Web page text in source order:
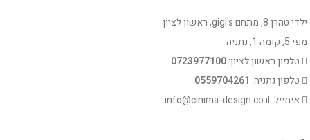
ילדי טהרן 8, מתחם gigi's, ראשון לציון
מפי 5, קומה 1, נתניה
טלפון ראשון לציון:0723977100
טלפון נתניה: 0559704261
אימייל: info@cinima-design.co.il